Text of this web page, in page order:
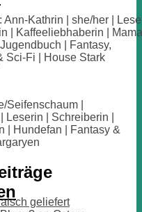
Ann-Kathrin | she/her |
| Kaffeeliebhaberin |
| Fantasy,
Sci-Fi | House Stark
Seifenschaum |
| Schreiberin |
| Hundefan | Fantasy &
geliefert